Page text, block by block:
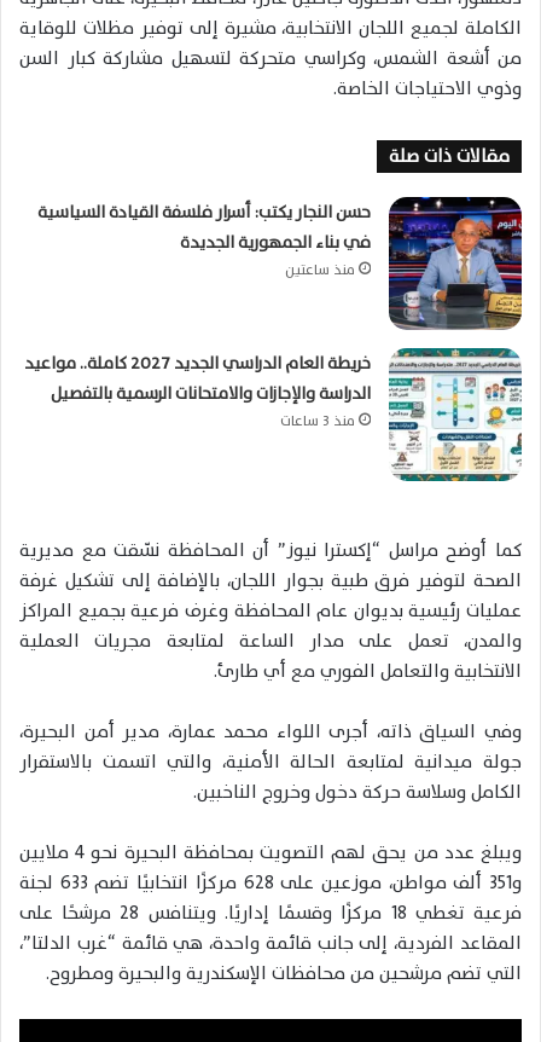
الكاملة لجميع اللجان الانتخابية، مشيرة إلى توفير مظلات للوقاية
من أشعة الشمس، وكراسي متحركة لتسهيل مشاركة كبار السن
وذوي الاحتياجات الخاصة.
مقالات ذات صلة
حسن النجار يكتب: أسرار فلسفة القيادة السياسية
في بناء الجمهورية الجديدة
منذ ساعتين
خريطة العام الدراسي الجديد 2027 كاملة.. مواعيد
الدراسة والإجازات والامتحانات الرسمية بالتفصيل
منذ 3 ساعات
كما أوضح مراسل “إكسترا نيوز” أن المحافظة نسّقت مع مديرية
الصحة لتوفير فرق طبية بجوار اللجان، بالإضافة إلى تشكيل غرفة
عمليات رئيسية بديوان عام المحافظة وغرف فرعية بجميع المراكز
والمدن، تعمل على مدار الساعة لمتابعة مجريات العملية
الانتخابية والتعامل الفوري مع أي طارئ.
وفي السياق ذاته، أجرى اللواء محمد عمارة، مدير أمن البحيرة،
جولة ميدانية لمتابعة الحالة الأمنية، والتي اتسمت بالاستقرار
الكامل وسلاسة حركة دخول وخروج الناخبين.
ويبلغ عدد من يحق لهم التصويت بمحافظة البحيرة نحو 4 ملايين
و351 ألف مواطن، موزعين على 628 مركزًا انتخابيًا تضم 633 لجنة
فرعية تغطي 18 مركزًا وقسمًا إداريًا. ويتنافس 28 مرشحًا على
المقاعد الفردية، إلى جانب قائمة واحدة، هي قائمة “غرب الدلتا”،
التي تضم مرشحين من محافظات الإسكندرية والبحيرة ومطروح.